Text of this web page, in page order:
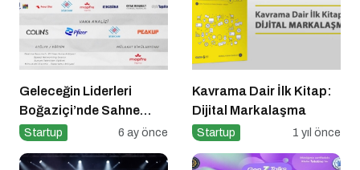
Geleceğin Liderleri
Boğaziçi’nde Sahne
Alıyor
Startup 6 ay önce
Kavrama Dair İlk Kitap:
Dijital Markalaşma
Startup 1 yıl önce